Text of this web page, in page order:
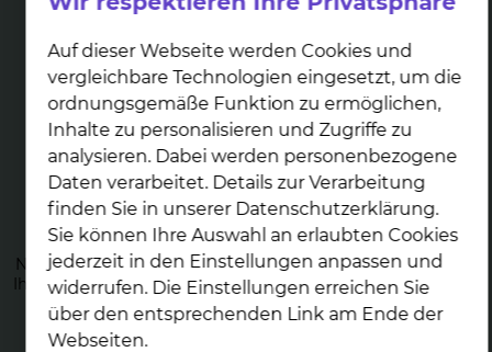
Nach der Ge­burt
Direkt nach der Geburt Ihres Neugeborenen erfolgt die
Nachsorge im Kreißsaal. Auch später auf der Station, stehen
Ihnen unsere Spezialistinnen und Spezialisten zur Verfügung.
mehr
Auf dieser Webseite werden Cookies und
vergleichbare Technologien eingesetzt, um die
ordnungsgemäße Funktion zu ermöglichen,
Inhalte zu personalisieren und Zugriffe zu
analysieren. Dabei werden personenbezogene
Daten verarbeitet. Details zur Verarbeitung
finden Sie in unserer Datenschutzerklärung.
Sie können Ihre Auswahl an erlaubten Cookies
jederzeit in den Einstellungen anpassen und
widerrufen. Die Einstellungen erreichen Sie
über den entsprechenden Link am Ende der
Webseiten.